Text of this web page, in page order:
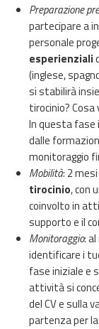
Preparazione
partecipare a
personale
esperienziali
(inglese,
si stabilirà
tirocinio?
In questa fase
dalle
monitoraggio
Mobilità: 2
tirocinio, con
coinvolto in
supporto e il
Monitoraggio:
identificare i
fase iniziale e
attività si
del CV e sulla
partenza per